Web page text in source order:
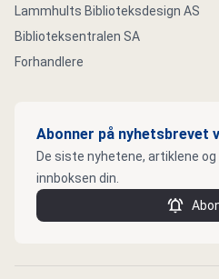
Lammhults Biblioteksdesign AS
Biblioteksentralen SA
Forhandlere
Abonner på nyhetsbrevet
De siste nyhetene, artiklene
innboksen din.